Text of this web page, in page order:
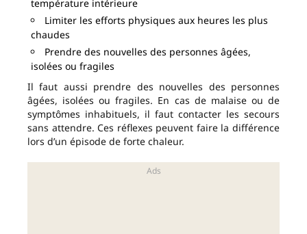
température intérieure
Limiter les efforts physiques aux heures les plus
chaudes
Prendre des nouvelles des personnes âgées,
isolées ou fragiles
Il faut aussi prendre des nouvelles des personnes
âgées, isolées ou fragiles. En cas de malaise ou de
symptômes inhabituels, il faut contacter les secours
sans attendre. Ces réflexes peuvent faire la différence
lors d’un épisode de forte chaleur.